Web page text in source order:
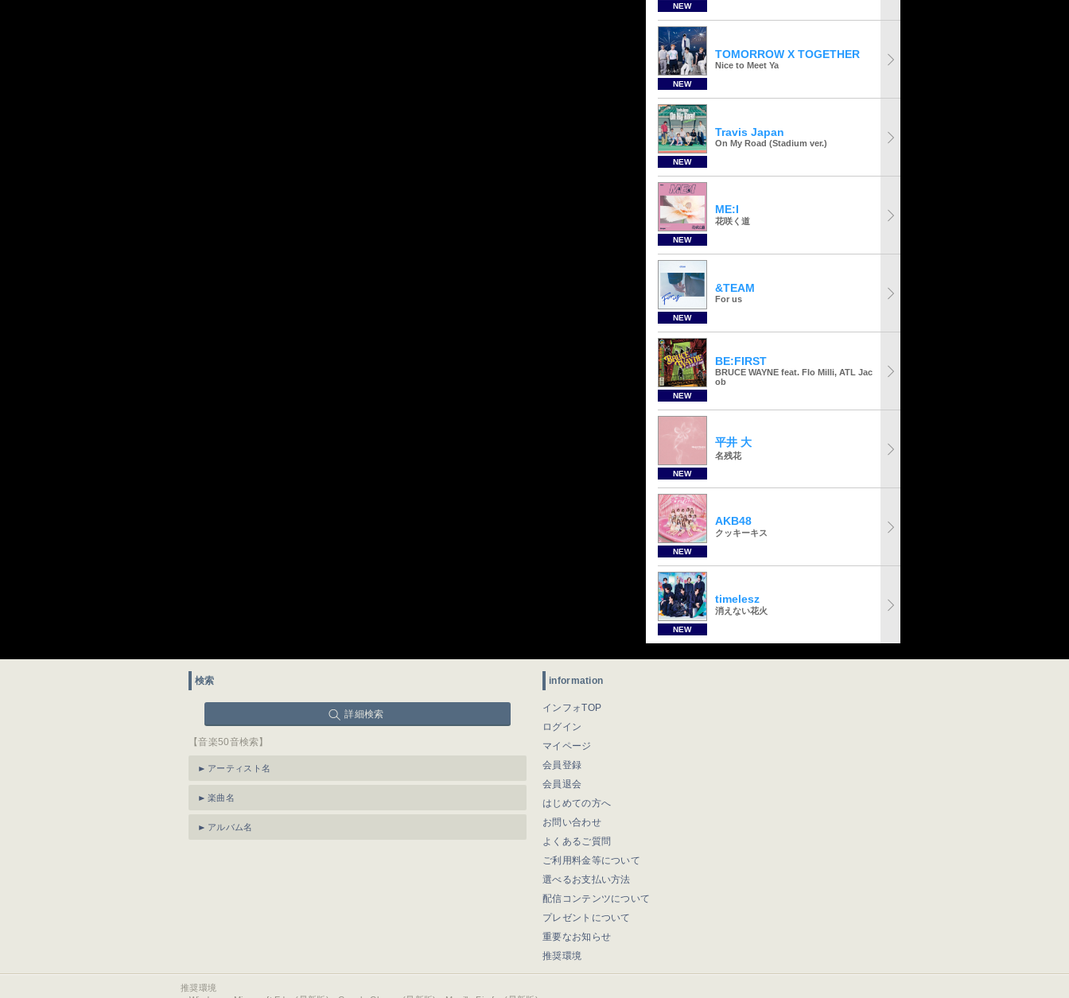
NEW
NEW
TOMORROW X TOGETHER
Nice to Meet Ya
NEW
Travis Japan
On My Road (Stadium ver.)
NEW
ME:I
花咲く道
NEW
&TEAM
For us
NEW
BE:FIRST
BRUCE WAYNE feat. Flo Milli, ATL Jac
ob
NEW
平井 大
名残花
NEW
AKB48
クッキーキス
NEW
timelesz
消えない花火
検索
詳細検索
【音楽50音検索】
アーティスト名
楽曲名
アルバム名
information
インフォTOP
ログイン
マイページ
会員登録
会員退会
はじめての方へ
お問い合わせ
よくあるご質問
ご利用料金等について
選べるお支払い方法
配信コンテンツについて
プレゼントについて
重要なお知らせ
推奨環境
推奨環境